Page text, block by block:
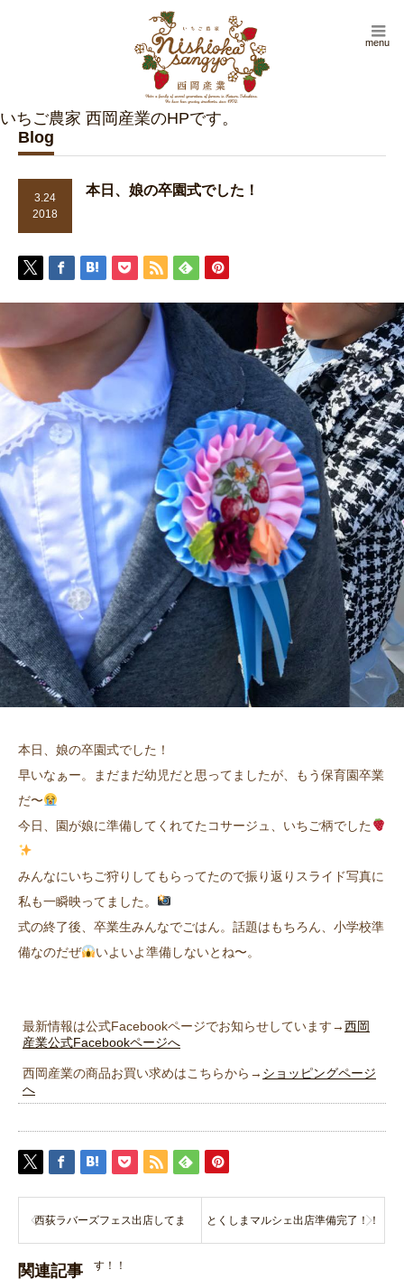
menu
Blog
3.24
2018
本日、娘の卒園式でした！
本日、娘の卒園式でした！
早いなぁー。まだまだ幼児だと思ってましたが、もう保育園卒業
だ〜
今日、園が娘に準備してくれてたコサージュ、いちご柄でした
みんなにいちご狩りしてもらってたので振り返りスライド写真に
私も一瞬映ってました。
式の終了後、卒業生みんなでごはん。話題はもちろん、小学校準
備なのだぜ
いよいよ準備しないとね〜。
最新情報は公式Facebookページでお知らせしています→西岡
産業公式Facebookページへ
西岡産業の商品お買い求めはこちらから→ ショッピングページ
へ
西荻ラバーズフェス出店してま
す！！
とくしまマルシェ出店準備完了！！
関連記事